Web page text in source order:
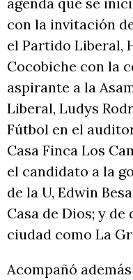
con la invitación
el Partido Liberal,
Cocobiche con la
aspirante a la
Liberal, Ludys
Fútbol en el
Casa Finca Los
el candidato a la
de la U, Edwin
Casa de Dios; y
ciudad como La
Acompañó